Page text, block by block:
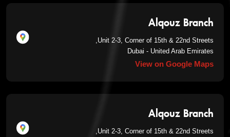
Alqouz Branch
Unit 2-3, Corner of 15th & 22nd Streets,
Dubai - United Arab Emirates
View on Google Maps
Alqouz Branch
Unit 2-3, Corner of 15th & 22nd Streets,